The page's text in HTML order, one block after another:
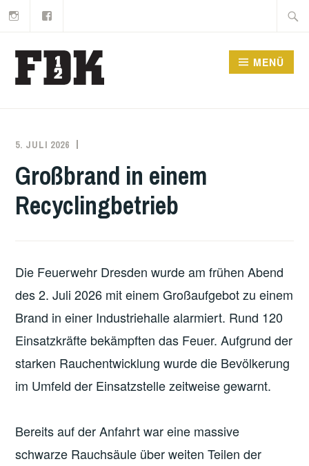
Zum
springen
Suche
MENÜ
5. JULI 2026
Großbrand in einem
Recyclingbetrieb
Die Feuerwehr Dresden wurde am frühen Abend
des 2. Juli 2026 mit einem Großaufgebot zu einem
Brand in einer Industriehalle alarmiert. Rund 120
Einsatzkräfte bekämpften das Feuer. Aufgrund der
starken Rauchentwicklung wurde die Bevölkerung
im Umfeld der Einsatzstelle zeitweise gewarnt.
Bereits auf der Anfahrt war eine massive
schwarze Rauchsäule über weiten Teilen der